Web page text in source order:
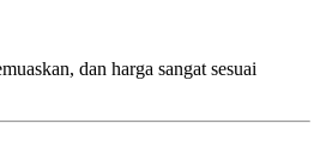
dan harga sangat sesuai